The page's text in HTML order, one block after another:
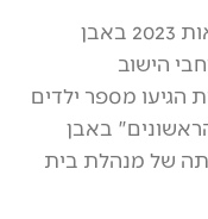
ערב יום העצמאות 2023 באבן
הישוב
הגיעו מספר ילדים
באבן
של מנהלת בית